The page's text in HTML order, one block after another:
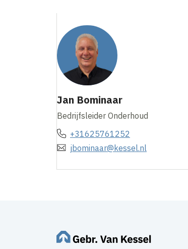
Jan Bominaar
Bedrijfsleider Onderhoud
+31625761252
jbominaar@kessel.nl